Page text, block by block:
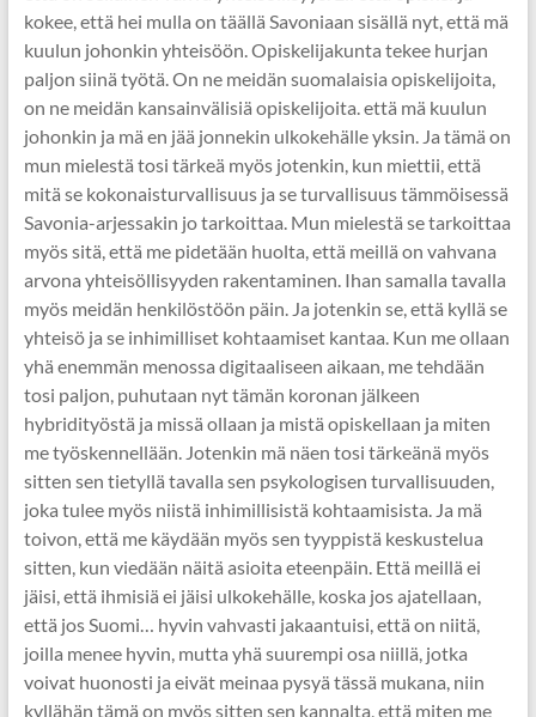
kokee, että hei mulla on täällä Savoniaan sisällä nyt, että mä
kuulun johonkin yhteisöön. Opiskelijakunta tekee hurjan
paljon siinä työtä. On ne meidän suomalaisia opiskelijoita,
on ne meidän kansainvälisiä opiskelijoita. että mä kuulun
johonkin ja mä en jää jonnekin ulkokehälle yksin. Ja tämä on
mun mielestä tosi tärkeä myös jotenkin, kun miettii, että
mitä se kokonaisturvallisuus ja se turvallisuus tämmöisessä
Savonia-arjessakin jo tarkoittaa. Mun mielestä se tarkoittaa
myös sitä, että me pidetään huolta, että meillä on vahvana
arvona yhteisöllisyyden rakentaminen. Ihan samalla tavalla
myös meidän henkilöstöön päin. Ja jotenkin se, että kyllä se
yhteisö ja se inhimilliset kohtaamiset kantaa. Kun me ollaan
yhä enemmän menossa digitaaliseen aikaan, me tehdään
tosi paljon, puhutaan nyt tämän koronan jälkeen
hybridityöstä ja missä ollaan ja mistä opiskellaan ja miten
me työskennellään. Jotenkin mä näen tosi tärkeänä myös
sitten sen tietyllä tavalla sen psykologisen turvallisuuden,
joka tulee myös niistä inhimillisistä kohtaamisista. Ja mä
toivon, että me käydään myös sen tyyppistä keskustelua
sitten, kun viedään näitä asioita eteenpäin. Että meillä ei
jäisi, että ihmisiä ei jäisi ulkokehälle, koska jos ajatellaan,
että jos Suomi… hyvin vahvasti jakaantuisi, että on niitä,
joilla menee hyvin, mutta yhä suurempi osa niillä, jotka
voivat huonosti ja eivät meinaa pysyä tässä mukana, niin
kyllähän tämä on myös sitten sen kannalta, että miten me